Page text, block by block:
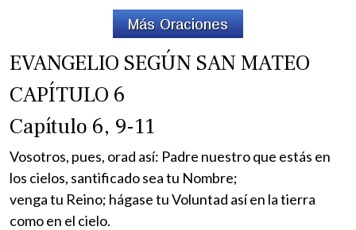
EVANGELIO SEGÚN SAN MATEO
CAPÍTULO 6
Capítulo 6, 9-11
Vosotros, pues, orad así: Padre nuestro que estás en
los cielos, santificado sea tu Nombre;
venga tu Reino; hágase tu Voluntad así en la tierra
como en el cielo.